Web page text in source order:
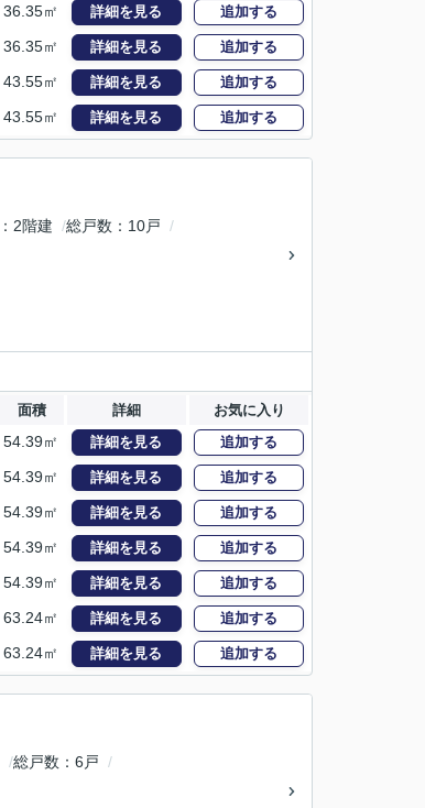
36.35㎡ 詳細を見る 追加する
36.35㎡ 詳細を見る 追加する
43.55㎡ 詳細を見る 追加する
43.55㎡ 詳細を見る 追加する
2階建 総戸数
10戸
面積 詳細 お気に入り
54.39㎡ 詳細を見る 追加する
54.39㎡ 詳細を見る 追加する
54.39㎡ 詳細を見る 追加する
54.39㎡ 詳細を見る 追加する
54.39㎡ 詳細を見る 追加する
63.24㎡ 詳細を見る 追加する
63.24㎡ 詳細を見る 追加する
総戸数
6戸